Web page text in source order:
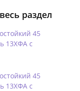
раздел
45
13ХФА с
45
13ХФА с